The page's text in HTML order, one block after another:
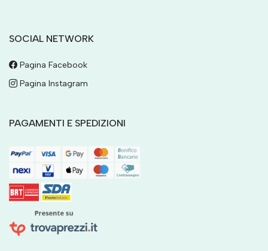
SOCIAL NETWORK
Pagina Facebook
Pagina Instagram
PAGAMENTI E SPEDIZIONI